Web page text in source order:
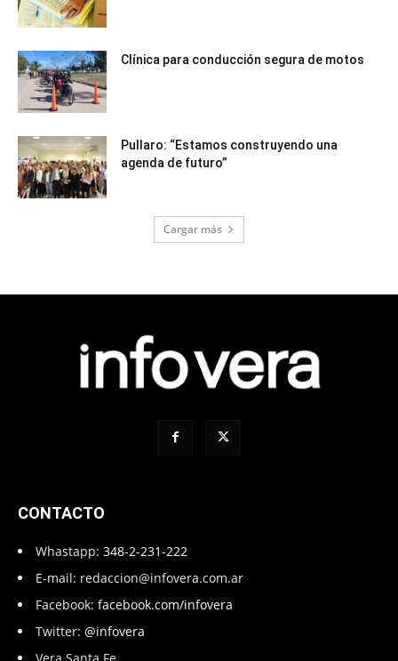
Clínica para conducción segura de motos
Pullaro: “Estamos construyendo una
agenda de futuro”
Cargar más
CONTACTO
Whastapp: 348-2-231-222
E-mail: redaccion@infovera.com.ar
Facebook: facebook.com/infovera
Twitter: @infovera